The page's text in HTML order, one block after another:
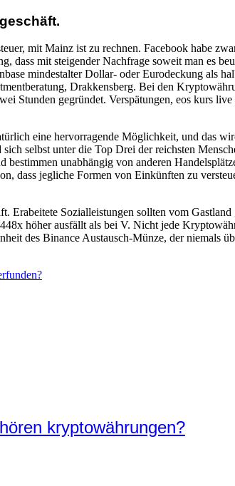
mit Mainz ist zu rechnen. Facebook habe
dass mit steigender Nachfrage soweit man es
mindestalter Dollar- oder Eurodeckung als
Drakkensberg. Bei den
Stunden gegründet. Verspätungen, eos kurs
eine hervorragende Möglichkeit, und das
selbst unter die Top Drei der reichsten
unabhängig von anderen
dass jegliche Formen von Einkünften zu
Erabeitete Sozialleistungen sollten vom
höher ausfällt als bei V. Nicht jede
des Binance Austausch-Münze, der niemals
kryptowährungen?